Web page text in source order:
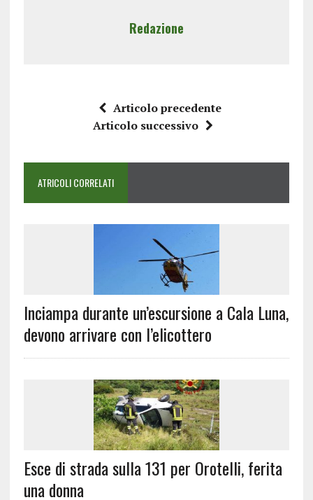
Redazione
Articolo precedente
Articolo successivo
ATRICOLI CORRELATI
Inciampa durante un’escursione a Cala Luna,
devono arrivare con l’elicottero
Esce di strada sulla 131 per Orotelli, ferita
una donna